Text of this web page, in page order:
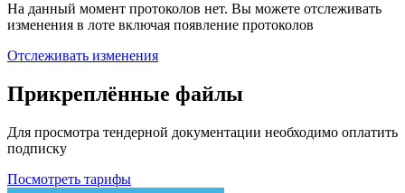
На данный момент протоколов нет. Вы можете отслеживать
изменения в лоте включая появление протоколов
Отслеживать изменения
Прикреплённые файлы
Для просмотра тендерной документации необходимо оплатить
подписку
Посмотреть тарифы